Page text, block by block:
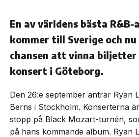
En av världens bästa
kommer till Sverige och nu
chansen att vinna
konsert i Göteborg.
Den 26:e september äntrar Ryan
Berns i Stockholm. Konserterna
stopp på Black Mozart-turnén,
på hans kommande album. Ryan